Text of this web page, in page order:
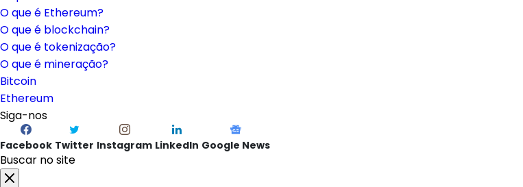
O que é Ethereum?
O que é blockchain?
O que é tokenização?
O que é mineração?
Bitcoin
Ethereum
Siga-nos
Facebook Twitter Instagram LinkedIn Google News
Buscar no site